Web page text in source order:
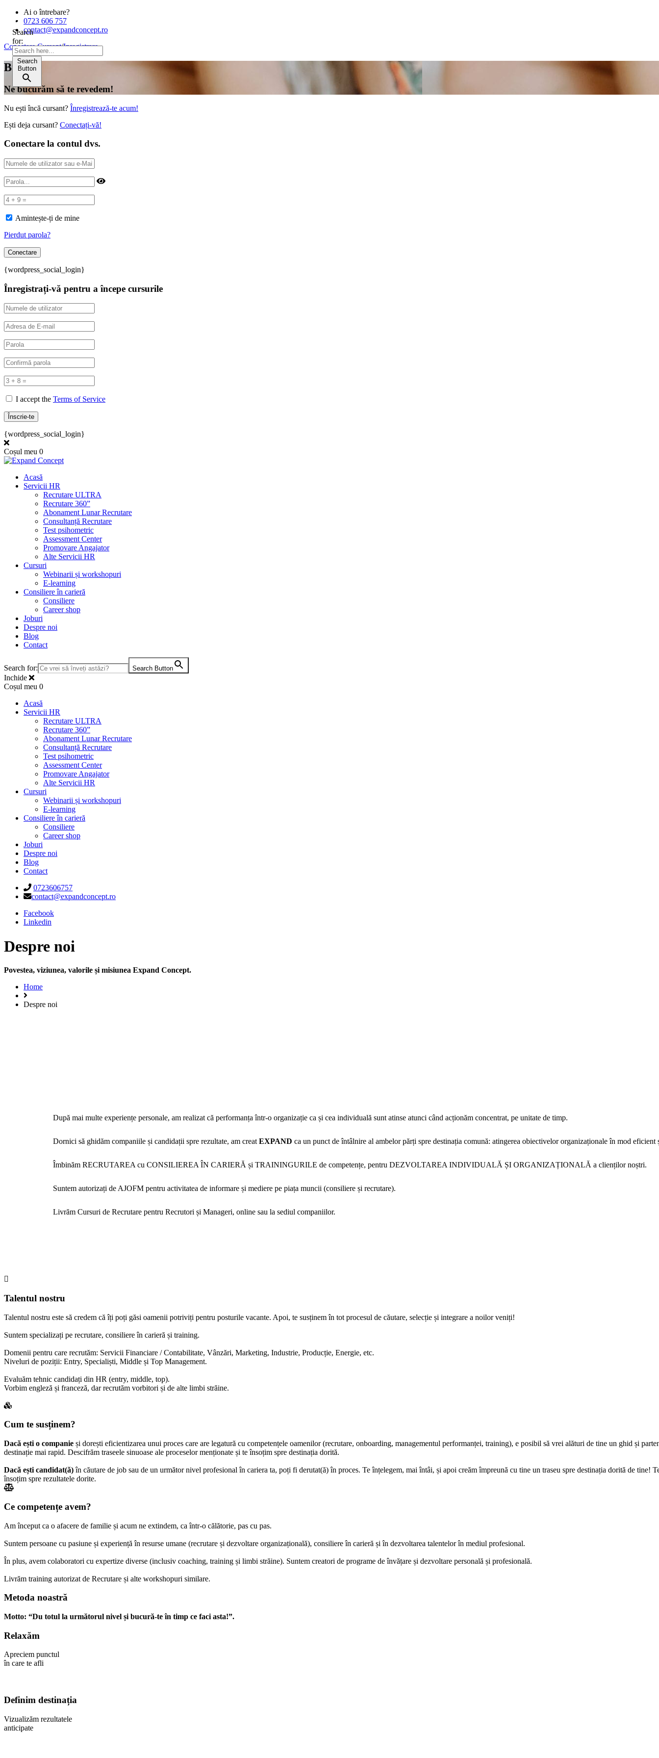
Search
for:
Search
Button
Ai o întrebare?
0723 606 757
contact@expandconcept.ro
Conectare Cursant/Inregistrare
Bună!
Ne bucurăm să te revedem!
Nu ești încă cursant? Înregistrează-te acum!
Ești deja cursant? Conectați-vă!
Conectare la contul dvs.
Amintește-ți de mine
Pierdut parola?
{wordpress_social_login}
Înregistrați-vă pentru a începe cursurile
I accept the Terms of Service
{wordpress_social_login}
Coșul meu 0
Acasă
Servicii HR
Recrutare ULTRA
Recrutare 360”
Abonament Lunar Recrutare
Consultanță Recrutare
Test psihometric
Assessment Center
Promovare Angajator
Alte Servicii HR
Cursuri
Webinarii și workshopuri
E-learning
Consiliere în carieră
Consiliere
Career shop
Joburi
Despre noi
Blog
Contact
Search for: Search Button
Inchide
Coșul meu 0
Acasă
Servicii HR
Recrutare ULTRA
Recrutare 360”
Abonament Lunar Recrutare
Consultanță Recrutare
Test psihometric
Assessment Center
Promovare Angajator
Alte Servicii HR
Cursuri
Webinarii și workshopuri
E-learning
Consiliere în carieră
Consiliere
Career shop
Joburi
Despre noi
Blog
Contact
0723606757
contact@expandconcept.ro
Facebook
Linkedin
Despre noi
Povestea, viziunea, valorile și misiunea Expand Concept.
Home
Despre noi
După mai multe experiențe personale, am realizat că performanța într-o organizație ca și cea individuală sunt atinse atunci când acționăm concentrat, pe unitate de timp.
Dornici să ghidăm companiile și candidații spre rezultate, am creat EXPAND ca un punct de întâlnire al ambelor părți spre destinația comună: atingerea obiectivelor organizaționale în mod eficient
Îmbinăm RECRUTAREA cu CONSILIEREA ÎN CARIERĂ și TRAININGURILE de competențe, pentru DEZVOLTAREA INDIVIDUALĂ ȘI ORGANIZAȚIONALĂ a clienților noștri.
Suntem autorizați de AJOFM pentru activitatea de informare și mediere pe piața muncii (consiliere și recrutare).
Livrăm Cursuri de Recrutare pentru Recrutori și Manageri, online sau la sediul companiilor.
Talentul nostru
Talentul nostru este să credem că îți poți găsi oamenii potriviți pentru posturile vacante. Apoi, te susținem în tot procesul de căutare, selecție și integrare a noilor veniți!
Suntem specializați pe recrutare, consiliere în carieră și training.
Domenii pentru care recrutăm: Servicii Financiare / Contabilitate, Vânzări, Marketing, Industrie, Producție, Energie, etc.
Niveluri de poziții: Entry, Specialiști, Middle și Top Management.
Evaluăm tehnic candidați din HR (entry, middle, top).
Vorbim engleză și franceză, dar recrutăm vorbitori și de alte limbi străine.
Cum te susținem?
Dacă ești o companie și dorești eficientizarea unui proces care are legatură cu competențele oamenilor (recrutare, onboarding, managementul performanței, training), e posibil să vrei alături de tine un ghid și
destinație mai rapid. Descifrăm traseele sinuoase ale proceselor menționate și te însoțim spre destinația dorită.
Dacă ești candidat(ă)în căutare de job sau de un următor nivel profesional în cariera ta, poți fi derutat(ă) în proces. Te înțelegem, mai întâi, și apoi creăm împreună cu tine un traseu spre destinația dorită de tine!
însoțim spre rezultatele dorite.
Ce competențe avem?
Am început ca o afacere de familie și acum ne extindem, ca într-o călătorie, pas cu pas.
Suntem persoane cu pasiune și experiență în resurse umane (recrutare și dezvoltare organizațională), consiliere în carieră și în dezvoltarea talentelor în mediul profesional.
În plus, avem colaboratori cu expertize diverse (inclusiv coaching, training și limbi străine). Suntem creatori de programe de învățare și dezvoltare personală și profesională.
Livrăm training autorizat de Recrutare și alte workshopuri similare.
Metoda noastră
Motto: “Du totul la următorul nivel și bucură-te în timp ce faci asta!”.
Relaxăm
Apreciem punctul
în care te afli
Definim destinația
Vizualizăm rezultatele
anticipate